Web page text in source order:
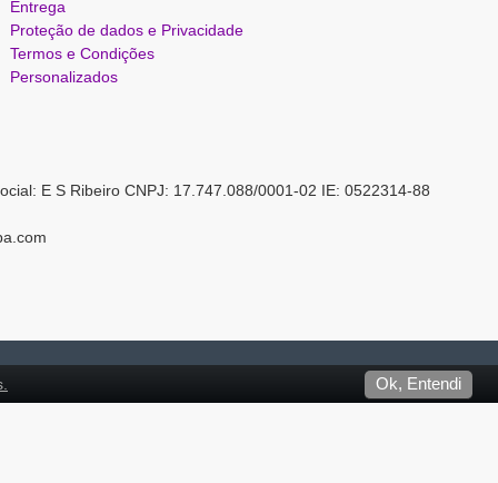
Entrega
Proteção de dados e Privacidade
Termos e Condições
Personalizados
E S Ribeiro CNPJ: 17.747.088/0001-02 IE: 0522314-88
Ok, Entendi